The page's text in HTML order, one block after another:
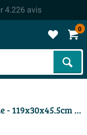
4.226 avis
0
BRAUER Flourish armoire latérale - 119x30x45.5cm - avec 2 compartiments de rangement Sunlit